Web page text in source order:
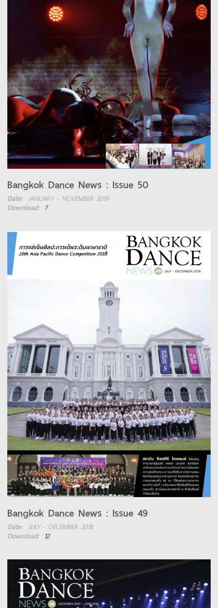
Bangkok Dance News : Issue 50
Date: JANUARY - NOVEMBER 2019
Download: 7
Bangkok Dance News : Issue 49
Date: JULY - DECEMBER 2018
Download: 12